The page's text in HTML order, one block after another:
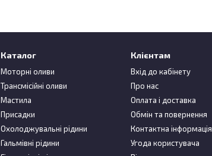
Каталог
Моторні оливи
Трансмісійні оливи
Мастила
Присадки
Охолоджувальні рідини
Гальмівні рідини
Клієнтам
Вхід до кабінету
Про нас
Оплата і доставка
Обмін та повернення
Контактна інформація
Угода користувача